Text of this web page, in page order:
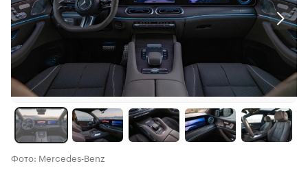
Фото: Mercedes‑Benz